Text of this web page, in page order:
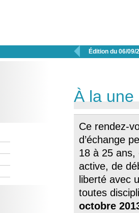
 Édition du 06/09/
À la une
Ce rendez-
d’échange
18 à 25 ans,
active, de
liberté avec
toutes
octobre